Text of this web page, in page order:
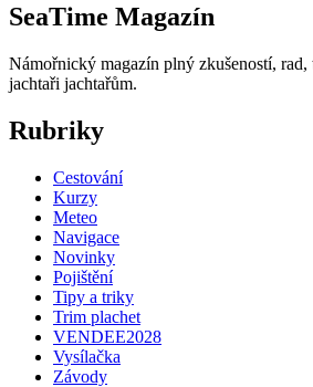
SeaTime Magazín
Námořnický magazín plný zkušeností,
jachtaři jachtařům.
Rubriky
Cestování
Kurzy
Meteo
Navigace
Novinky
Pojištění
Tipy a triky
Trim plachet
VENDEE2028
Vysílačka
Závody